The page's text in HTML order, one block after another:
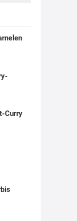
Curry